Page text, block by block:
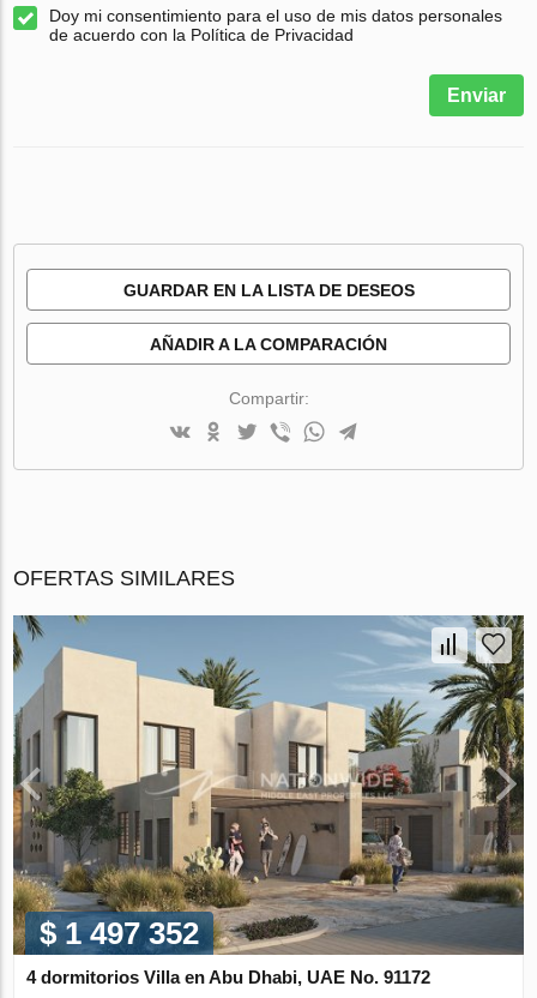
Doy mi consentimiento para el uso de mis datos personales
de acuerdo con la Política de Privacidad
Enviar
GUARDAR EN LA LISTA DE DESEOS
AÑADIR A LA COMPARACIÓN
Compartir:
OFERTAS SIMILARES
$ 1 497 352
4 dormitorios Villa en Abu Dhabi, UAE No. 91172